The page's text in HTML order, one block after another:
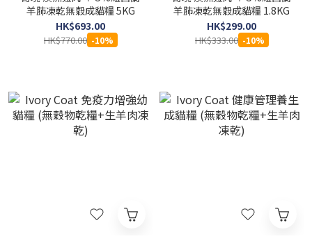
羊肺凍乾無穀成貓糧 5KG
HK$693.00
HK$770.00 -10%
羊肺凍乾無穀成貓糧 1.8KG
HK$299.00
HK$333.00 -10%